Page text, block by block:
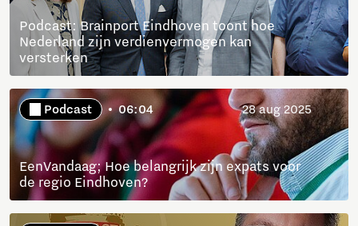
Podcast: Brainport Eindhoven toont hoe
Nederland zijn verdienvermogen kan
versterken
Podcast 06:04 28 aug 2025
EenVandaag; Hoe belangrijk zijn expats voor
de regio Eindhoven?